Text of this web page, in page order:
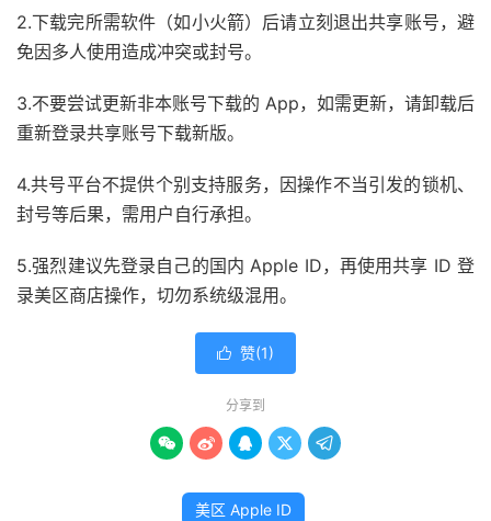
2.下载完所需软件（如小火箭）后请立刻退出共享账号，避
免因多人使用造成冲突或封号。
3.不要尝试更新非本账号下载的 App，如需更新，请卸载后
重新登录共享账号下载新版。
4.共号平台不提供个别支持服务，因操作不当引发的锁机、
封号等后果，需用户自行承担。
5.强烈建议先登录自己的国内 Apple ID，再使用共享 ID 登
录美区商店操作，切勿系统级混用。
 赞(1)
分享到
    
美区 Apple ID